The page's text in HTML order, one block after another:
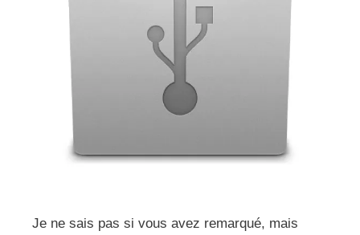
Je ne sais pas si vous avez remarqué, mais